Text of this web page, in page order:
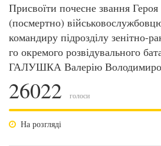
Присвоїти почесне звання
(посмертно)
командиру підрозділу зенітно-
го окремого розвідувального
ГАЛУШКА Валерію
26022 голоси
На розгляді